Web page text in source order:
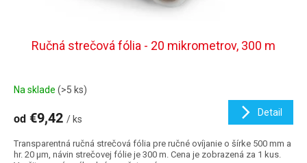
Ručná strečová fólia - 20 mikrometrov, 300 m
Na sklade (>5 ks)
od €9,42 / ks
Detail
Transparentná ručná strečová fólia pre ručné ovíjanie o šírke 500 mm a
hr. 20 µm, návin strečovej fólie je 300 m. Cena je zobrazená za 1 kus.